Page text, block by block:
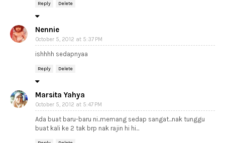
Reply Delete
Nennie
October 5, 2012 at 5:37 PM
ishhhh sedapnyaa
Reply Delete
Marsita Yahya
October 5, 2012 at 5:47 PM
Ada buat baru-baru ni..memang sedap sangat...nak tunggu
buat kali ke 2 tak brp nak rajin hi hi...